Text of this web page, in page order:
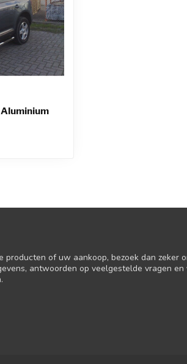
producten of uw aankoop, bezoek dan zeker
antwoorden op veelgestelde vragen en